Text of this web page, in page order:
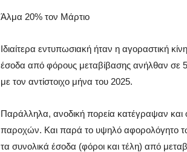
Άλμα 20% τον Μάρτιο
Ιδιαίτερα εντυπωσιακή ήταν η αγοραστική
έσοδα από φόρους μεταβίβασης ανήλθαν σε
με τον αντίστοιχο μήνα του 2025.
Παράλληλα, ανοδική πορεία κατέγραψαν
παροχών. Και παρά το υψηλό αφορολόγητο
τα συνολικά έσοδα (φόροι και τέλη) από